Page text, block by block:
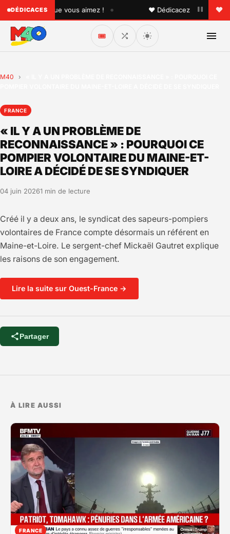
DÉDICACES
quelqu'un que vous aimez ! • ♥ Dédicacez un titre à vos
🎟️
M40 ›
FRANCE
« IL Y A UN PROBLÈME DE
RECONNAISSANCE » : POURQUOI CE
POMPIER VOLONTAIRE DU MAINE-ET-
LOIRE A DÉCIDÉ DE SE SYNDIQUER
04 juin 20261 min de lecture
Créé il y a deux ans, le syndicat des sapeurs-pompiers
volontaires de France compte désormais un référent en
Maine-et-Loire. Le sergent-chef Mickaël Gautret explique
les raisons de son engagement.
Lire la suite sur Ouest-France →
Partager
À LIRE AUSSI
FRANCE